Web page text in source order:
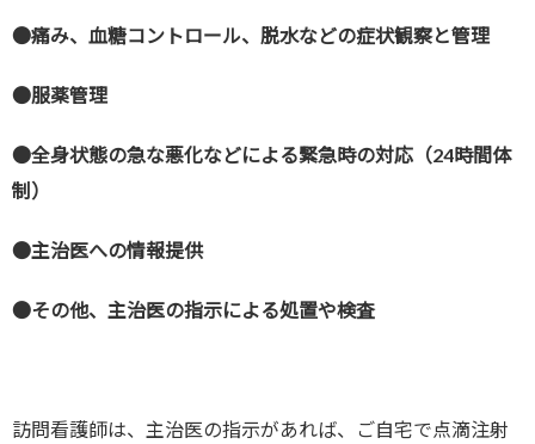
●痛み、血糖コントロール、脱水などの症状観察と管理
●服薬管理
●全身状態の急な悪化などによる緊急時の対応（24時間体
制）
●主治医への情報提供
●その他、主治医の指示による処置や検査
訪問看護師は、主治医の指示があれば、ご自宅で点滴注射